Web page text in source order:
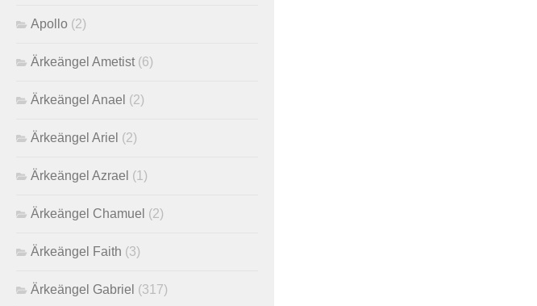
Apollo (2)
Ärkeängel Ametist (6)
Ärkeängel Anael (2)
Ärkeängel Ariel (2)
Ärkeängel Azrael (1)
Ärkeängel Chamuel (2)
Ärkeängel Faith (3)
Ärkeängel Gabriel (317)